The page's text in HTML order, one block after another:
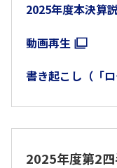
2025年度本決算
動画再生
書き起こし（「
2025年度第2